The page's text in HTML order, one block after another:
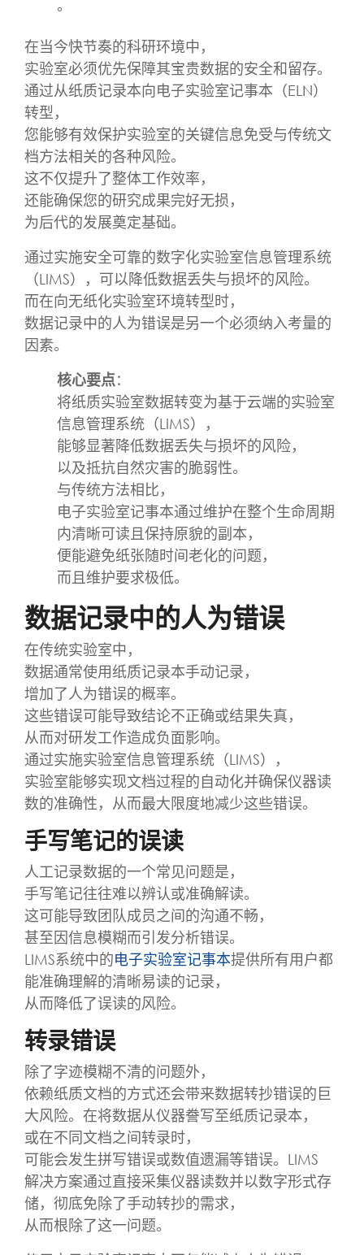
。
在当今快节奏的科研环境中，
实验室必须优先保障其宝贵数据的安全和留存。
通过从纸质记录本向电子实验室记事本（ELN）
转型，
您能够有效保护实验室的关键信息免受与传统文
档方法相关的各种风险。
这不仅提升了整体工作效率，
还能确保您的研究成果完好无损，
为后代的发展奠定基础。
通过实施安全可靠的数字化实验室信息管理系统
（LIMS），可以降低数据丢失与损坏的风险。
而在向无纸化实验室环境转型时，
数据记录中的人为错误是另一个必须纳入考量的
因素。
核心要点：
将纸质实验室数据转变为基于云端的实验室
信息管理系统（LIMS），
能够显著降低数据丢失与损坏的风险，
以及抵抗自然灾害的脆弱性。
与传统方法相比，
电子实验室记事本通过维护在整个生命周期
内清晰可读且保持原貌的副本，
便能避免纸张随时间老化的问题，
而且维护要求极低。
数据记录中的人为错误
在传统实验室中，
数据通常使用纸质记录本手动记录，
增加了人为错误的概率。
这些错误可能导致结论不正确或结果失真，
从而对研发工作造成负面影响。
通过实施实验室信息管理系统（LIMS），
实验室能够实现文档过程的自动化并确保仪器读
数的准确性，从而最大限度地减少这些错误。
手写笔记的误读
人工记录数据的一个常见问题是，
手写笔记往往难以辨认或准确解读。
这可能导致团队成员之间的沟通不畅，
甚至因信息模糊而引发分析错误。
LIMS系统中的电子实验室记事本提供所有用户都
能准确理解的清晰易读的记录，
从而降低了误读的风险。
转录错误
除了字迹模糊不清的问题外，
依赖纸质文档的方式还会带来数据转抄错误的巨
大风险。在将数据从仪器誊写至纸质记录本，
或在不同文档之间转录时，
可能会发生拼写错误或数值遗漏等错误。LIMS
解决方案通过直接采集仪器读数并以数字形式存
储，彻底免除了手动转抄的需求，
从而根除了这一问题。